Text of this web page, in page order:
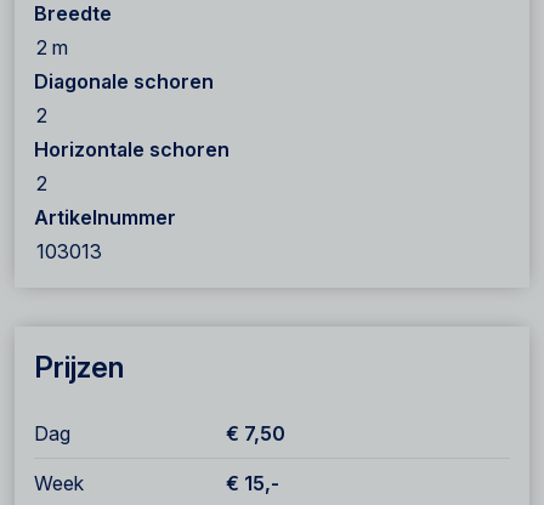
Breedte
2 m
Diagonale schoren
2
Horizontale schoren
2
Artikelnummer
103013
Prijzen
Dag € 7,50
Week € 15,-